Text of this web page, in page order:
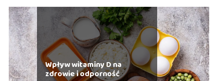
Wpływ witaminy D na
zdrowie i odporność